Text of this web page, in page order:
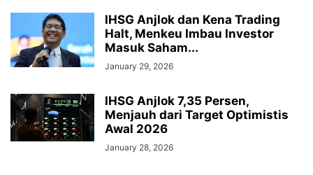
IHSG Anjlok dan Kena Trading
Halt, Menkeu Imbau Investor
Masuk Saham...
January 29, 2026
IHSG Anjlok 7,35 Persen,
Menjauh dari Target Optimistis
Awal 2026
January 28, 2026